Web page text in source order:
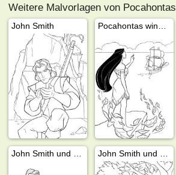
Weitere Malvorlagen von Pocahontas
John Smith